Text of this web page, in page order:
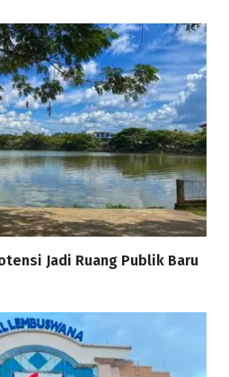
Jadi Ruang Publik Baru